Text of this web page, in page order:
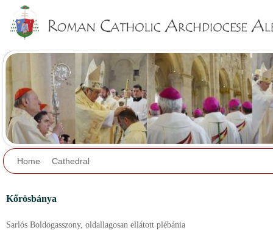
Home Cathedral
Kőrösbánya
Sarlós Boldogasszony, oldallagosan ellátott plébánia